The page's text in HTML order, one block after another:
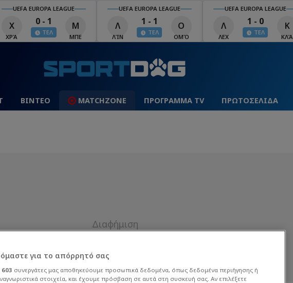
UEFA EUROPA LEAGUE
Χ
ΧΡΆ
0 - 1
ΤΕΛ
Μ
ΜΠΕ
UEFA EUROPA LEAGUE
Λ
ΛΊΝ
1 - 1
ΤΕΛ
Ο
ΟΜΌ
UEFA EUROPA LEAGUE
Λ
ΛΕΧ
1 - 0
ΤΕΛ
Κ
ΚΛΆ
ΒΙΝΤΕΟ MATCHZONE ΠΡΟΓΡΑΜΜΑ TV ΠΡΩΤΟΣΕΛΙΔΑ
για το απόρρητό σας
603 συνεργάτες μας αποθηκεύουμε προσωπικά δεδομένα, όπως δεδομένα περιήγησης ή
στοιχεία, και έχουμε πρόσβαση σε αυτά στη συσκευή σας. Αν επιλέξετε